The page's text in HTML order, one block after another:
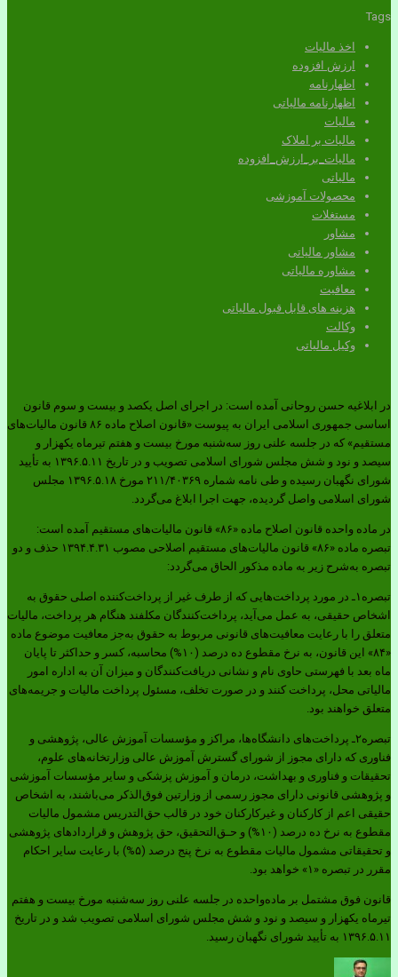
Tags
اخذ مالیات
ارزش افزوده
اظهارنامه
اظهارنامه مالیاتی
مالیات
مالیات بر املاک
مالیات_بر_ارزش_افزوده
مالیاتی
محصولات آموزشی
مستغلات
مشاور
مشاور مالیاتی
مشاوره مالیاتی
معافیت
هزینه های قابل قبول مالیاتی
وکالت
وکیل مالیاتی
در ابلاغیه حسن روحانی آمده است: در اجرای اصل یکصد و بیست و سوم قانون
اساسی جمهوری اسلامی ایران به پیوست «قانون اصلاح ماده ۸۶ قانون مالیات‌های
مستقیم» که در جلسه علنی روز سه‌شنبه مورخ بیست و هفتم تیرماه یکهزار و
سیصد و نود و شش مجلس شورای اسلامی تصویب و در تاریخ ۱۳۹۶.۵.۱۱ به تأیید
شورای نگهبان رسیده و طی نامه شماره ۲۱۱/۴۰۳۶۹ مورخ ۱۳۹۶.۵.۱۸ مجلس
شورای اسلامی واصل گردیده، جهت اجرا ابلاغ می‌گردد.
در ماده واحده قانون اصلاح ماده «۸۶» قانون مالیات‌های مستقیم آمده است:
تبصره ماده «۸۶» قانون مالیات‌های مستقیم اصلاحی مصوب ۱۳۹۴.۴.۳۱ حذف و دو
تبصره به‌شرح زیر به ماده مذکور الحاق می‌گردد:
تبصره۱ـ در مورد پرداخت‌هایی که از طرف غیر از پرداخت‌کننده اصلی حقوق به
اشخاص حقیقی، به عمل می‌آید، پرداخت‌کنندگان مکلفند هنگام هر پرداخت، مالیات
متعلق را با رعایت معافیت‌های قانونی مربوط به حقوق به‌جز معافیت موضوع ماده
«۸۴» این قانون، به نرخ مقطوع ده درصد (۱۰%) محاسبه، کسر و حداکثر تا پایان
ماه بعد با فهرستی حاوی نام و نشانی دریافت‌کنندگان و میزان آن به اداره امور
مالیاتی محل، پرداخت‌ کنند و در صورت تخلف، مسئول پرداخت مالیات و جریمه‌های
متعلق خواهند بود.
تبصره۲ـ پرداخت‌های دانشگاه‌ها، مراکز و مؤسسات آموزش عالی، پژوهشی و
فناوری که دارای مجوز از شورای گسترش آموزش عالی وزارتخانه‌های علوم،
تحقیقات و فناوری و بهداشت، درمان و آموزش پزشکی و سایر مؤسسات آموزشی
و پژوهشی قانونی دارای مجوز رسمی از وزارتین فوق‌الذکر می‌باشند، به اشخاص
حقیقی اعم از کارکنان و غیرکارکنان خود در قالب حق‌التدریس مشمول مالیات
مقطوع به نرخ ده‌ درصد (۱۰%) و حـق‌التحقیق، حق پژوهش و قراردادهای پژوهشی
و تحقیقاتی مشمول مالیات مقطوع به نرخ پنج درصد (۵%) با رعایت سایر احکام
مقرر در تبصره‌ «۱» خواهد بود.
قانون فوق مشتمل بر ماده‌واحده در جلسه علنی روز سه‌شنبه مورخ بیست و هفتم
تیرماه یکهزار و سیصد و نود و شش مجلس شورای اسلامی تصویب شد و در تاریخ
۱۳۹۶.۵.۱۱ به تأیید شورای نگهبان رسید.